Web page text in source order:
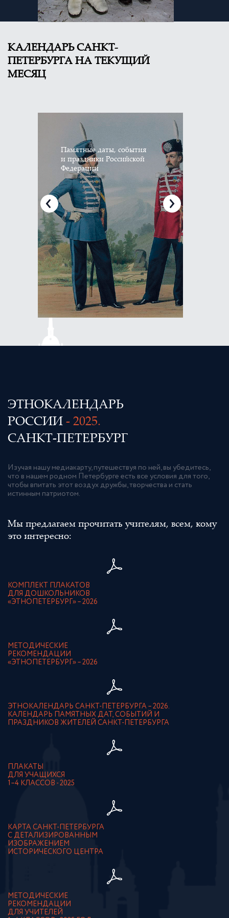
КАЛЕНДАРЬСАНКТ-
ПЕТЕРБУРГА НА ТЕКУЩИЙ
МЕСЯЦ
Памятные даты, события
и праздники Российской
Федерации
ЭТНОКАЛЕНДАРЬ
РОССИИ - 2025.
САНКТ-ПЕТЕРБУРГ
Изучая нашу медиакарту, путешествуя по ней, вы убедитесь,
что в нашем родном Петербурге есть все условия для того,
чтобы впитать этот воздух дружбы, творчества и стать
истинным патриотом.
Мы предлагаем прочитать учителям, всем, кому
это интересно:
КОМПЛЕКТ ПЛАКАТОВ
ДЛЯ ДОШКОЛЬНИКОВ
«ЭТНОПЕТЕРБУРГ» – 2026
МЕТОДИЧЕСКИЕ
РЕКОМЕНДАЦИИ
«ЭТНОПЕТЕРБУРГ» – 2026
ЭТНОКАЛЕНДАРЬ САНКТ-ПЕТЕРБУРГА – 2026.
КАЛЕНДАРЬ ПАМЯТНЫХ ДАТ, СОБЫТИЙ И
ПРАЗДНИКОВ ЖИТЕЛЕЙ САНКТ-ПЕТЕРБУРГА
ПЛАКАТЫ
ДЛЯ УЧАЩИХСЯ
1–4 КЛАССОВ - 2025
КАРТА САНКТ-ПЕТЕРБУРГА
С ДЕТАЛИЗИРОВАННЫМ
ИЗОБРАЖЕНИЕМ
ИСТОРИЧЕСКОГО ЦЕНТРА
МЕТОДИЧЕСКИЕ
РЕКОМЕНДАЦИИ
ДЛЯ УЧИТЕЛЕЙ